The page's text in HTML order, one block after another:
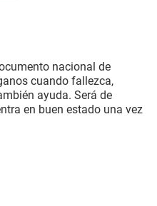
nacional de
cuando fallezca,
ayuda. Será de
en buen estado una vez